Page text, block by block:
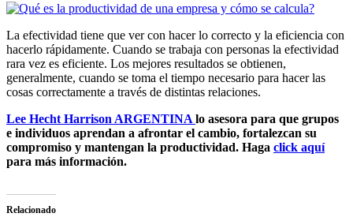
La efectividad tiene que ver con hacer lo correcto y la eficiencia con
hacerlo rápidamente. Cuando se trabaja con personas la efectividad
rara vez es eficiente. Los mejores resultados se obtienen,
generalmente, cuando se toma el tiempo necesario para hacer las
cosas correctamente a través de distintas relaciones.
Lee Hecht Harrison ARGENTINA lo asesora para que grupos
e individuos aprendan a afrontar el cambio, fortalezcan su
compromiso y mantengan la productividad. Haga click aquí
para más información.
Relacionado